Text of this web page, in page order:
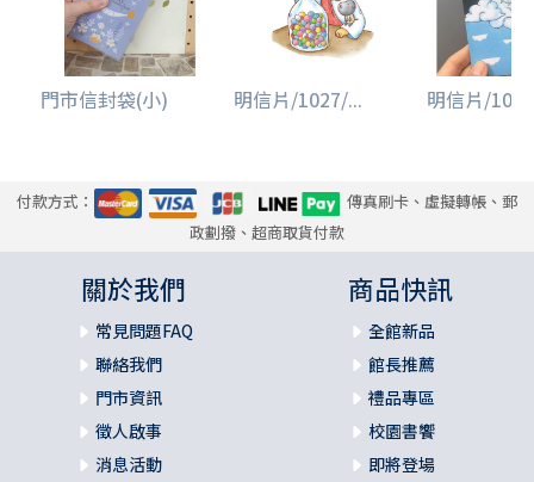
門市信封袋(小) 明信片/1027/... 明信片/
付款方式：
傳真刷卡、虛擬轉帳、郵
政劃撥、超商取貨付款
關於我們
常見問題FAQ
聯絡我們
門市資訊
徵人啟事
消息活動
商品快訊
全館新品
館長推薦
禮品專區
校園書饗
即將登場